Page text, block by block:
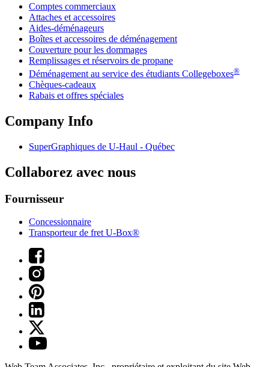
Comptes commerciaux
Attaches et accessoires
Aides-déménageurs
Boîtes et accessoires de déménagement
Couverture pour les dommages
Remplissages et réservoirs de propane
Déménagement au service des étudiants Collegeboxes®
Chèques-cadeaux
Rabais et offres spéciales
Company Info
SuperGraphiques de U-Haul - Québec
Collaborez avec nous
Fournisseur
Concessionnaire
Transporteur de fret U-Box®